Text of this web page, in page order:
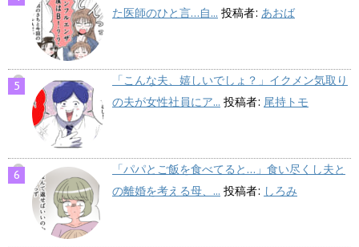
た医師のひと言…自... 投稿者: あおば
「こんな夫、嬉しいでしょ？」イクメン気取り
の夫が女性社員にア... 投稿者: 尾持トモ
「パパとご飯を食べてると…」食い尽くし夫と
の離婚を考える母、... 投稿者: しろみ